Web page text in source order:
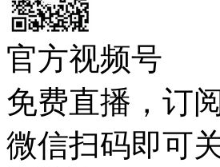
官方视频号
免费直播，订
微信扫码即可